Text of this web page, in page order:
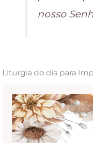
nosso
Liturgia do dia para